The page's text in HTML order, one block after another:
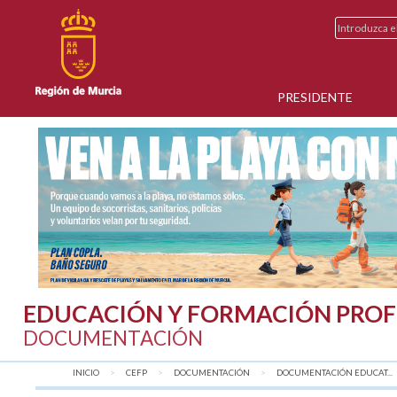
PRESIDENTE
EDUCACIÓN Y FORMACIÓN
DOCUMENTACIÓN
INICIO CEFP DOCUMENTACIÓN DOCUMENTACIÓN EDUCAT...